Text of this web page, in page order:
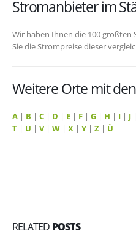
Stromanbieter im
Wir haben Ihnen die 100
Sie die Strompreise dieser
Weitere Orte mit
A | B | C | D | E | F | G | H | I | J |
T | U | V| W | X | Y | Z | Ü
RELATED POSTS